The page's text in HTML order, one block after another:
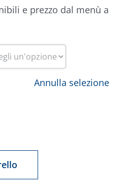
e prezzo dal menù a
Annulla selezione